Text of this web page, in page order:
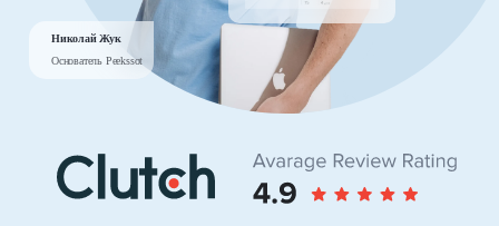
Николай Жук
Основатель Peekssot